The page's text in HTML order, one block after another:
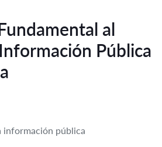
al
Pública
información pública